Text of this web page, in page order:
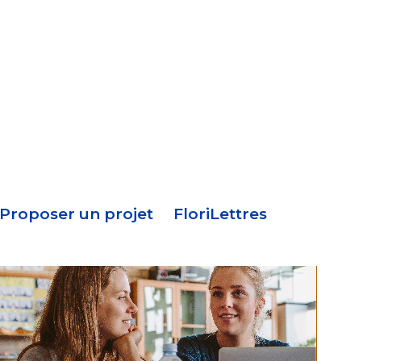
Proposer un projet FloriLettres